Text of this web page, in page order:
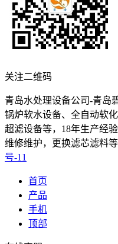
关注二维码
青岛水处理设备公司-青岛
锅炉软水设备、全自动软
超滤设备等，18年生产经
维修维护，更换滤芯滤料
号-11
首页
产品
手机
顶部